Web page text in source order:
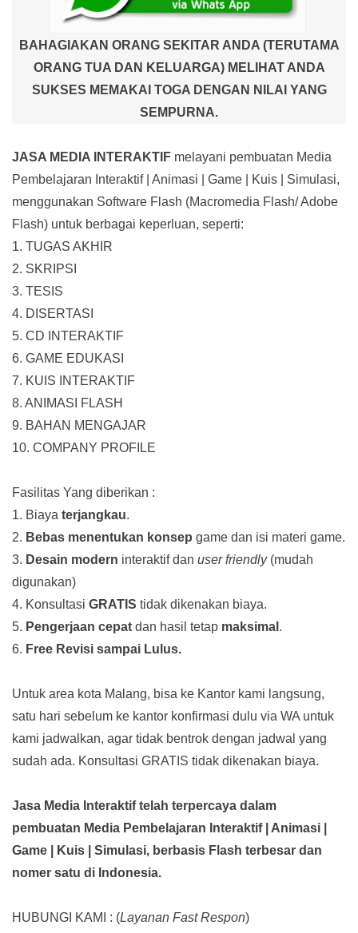
BAHAGIAKAN ORANG SEKITAR ANDA (TERUTAMA
ORANG TUA DAN KELUARGA) MELIHAT ANDA
SUKSES MEMAKAI TOGA DENGAN NILAI YANG
SEMPURNA.
JASA MEDIA INTERAKTIF melayani pembuatan Media
Pembelajaran Interaktif| Animasi | Game | Kuis | Simulasi,
menggunakan Software Flash (Macromedia Flash/ Adobe
Flash) untuk berbagai keperluan, seperti:
1. TUGAS AKHIR
2. SKRIPSI
3. TESIS
4. DISERTASI
5. CD INTERAKTIF
6. GAME EDUKASI
7. KUIS INTERAKTIF
8. ANIMASI FLASH
9. BAHAN MENGAJAR
10. COMPANY PROFILE
Fasilitas Yang diberikan :
1. Biaya terjangkau.
2. Bebas menentukan konsep game dan isi materi game.
3. Desain modern interaktif dan user friendly(mudah
digunakan)
4. Konsultasi GRATIS tidak dikenakan biaya.
5. Pengerjaan cepat dan hasil tetap maksimal .
6. Free Revisi sampai Lulus.
Untuk area kota Malang, bisa ke Kantor kami langsung,
satu hari sebelum ke kantor konfirmasi dulu via WA untuk
kami jadwalkan, agar tidak bentrok dengan jadwal yang
sudah ada. Konsultasi GRATIS tidak dikenakan biaya.
Jasa Media Interaktif telah terpercaya dalam
pembuatan Media Pembelajaran Interaktif| Animasi |
Game | Kuis | Simulasi, berbasis Flash terbesar dan
nomer satu di Indonesia.
HUBUNGI KAMI : (Layanan Fast Respon)